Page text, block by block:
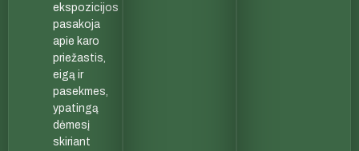
ekspozicijos
pasakoja
apie karo
priežastis,
eigą ir
pasekmes,
ypatingą
dėmesį
skiriant